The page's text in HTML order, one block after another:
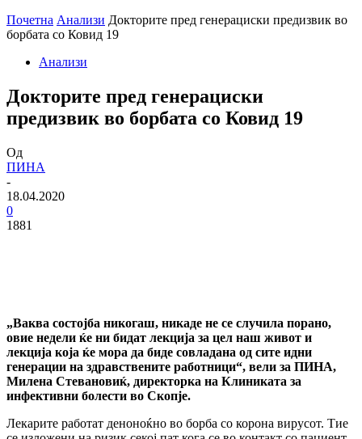
Почетна Анализи Докторите пред генерациски предизвик во
борбата со Ковид 19
Анализи
Докторите пред генерациски
предизвик во борбата со Ковид 19
Од
ПИНА
-
18.04.2020
0
1881
„Ваква состојба никогаш, никаде не се случила порано,
овие недели ќе ни бидат лекција за цел наш живот и
лекција која ќе мора да биде совладана од сите идни
генерации на здравствените работници“, вели за ПИНА,
Милена Стевановиќ, директорка на Клиниката за
инфективни болести во Скопје.
Лекарите работат деноноќно во борба со корона вирусот. Тие